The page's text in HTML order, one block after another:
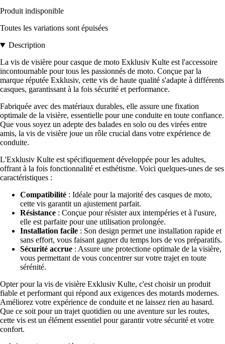
Produit indisponible
Toutes les variations sont épuisées
Description
La vis de visière pour casque de moto Exklusiv Kulte est l'accessoire
incontournable pour tous les passionnés de moto. Conçue par la
marque réputée Exklusiv, cette vis de haute qualité s'adapte à différents
casques, garantissant à la fois sécurité et performance.
Fabriquée avec des matériaux durables, elle assure une fixation
optimale de la visière, essentielle pour une conduite en toute confiance.
Que vous soyez un adepte des balades en solo ou des virées entre
amis, la vis de visière joue un rôle crucial dans votre expérience de
conduite.
L'Exklusiv Kulte est spécifiquement développée pour les adultes,
offrant à la fois fonctionnalité et esthétisme. Voici quelques-unes de ses
caractéristiques :
Compatibilité : Idéale pour la majorité des casques de moto,
cette vis garantit un ajustement parfait.
Résistance : Conçue pour résister aux intempéries et à l'usure,
elle est parfaite pour une utilisation prolongée.
Installation facile : Son design permet une installation rapide et
sans effort, vous faisant gagner du temps lors de vos préparatifs.
Sécurité accrue : Assure une protectione optimale de la visière,
vous permettant de vous concentrer sur votre trajet en toute
sérénité.
Opter pour la vis de visière Exklusiv Kulte, c'est choisir un produit
fiable et performant qui répond aux exigences des motards modernes.
Améliorez votre expérience de conduite et ne laissez rien au hasard.
Que ce soit pour un trajet quotidien ou une aventure sur les routes,
cette vis est un élément essentiel pour garantir votre sécurité et votre
confort.